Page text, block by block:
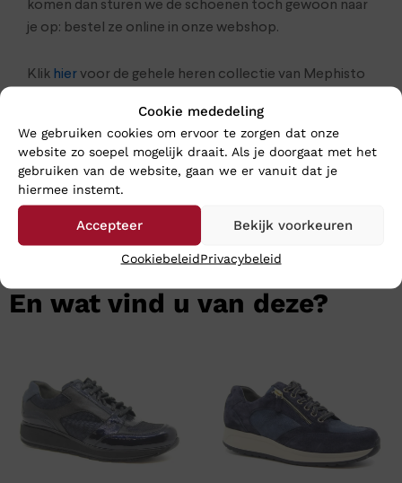
Cookie mededeling
We gebruiken cookies om ervoor te zorgen dat onze
website zo soepel mogelijk draait. Als je doorgaat met het
gebruiken van de website, gaan we er vanuit dat je
hiermee instemt.
Accepteer Bekijk voorkeuren
CookiebeleidPrivacybeleid
komen dan sturen we de schoenen toch gewoon naar
je op: bestel ze online in onze webshop.
Klik hiervoor de gehele heren collectie van Mephisto
En wat vind u van deze?